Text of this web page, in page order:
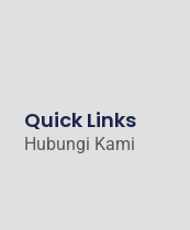
Quick Links
Hubungi Kami